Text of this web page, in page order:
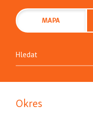
MAPA
Okres